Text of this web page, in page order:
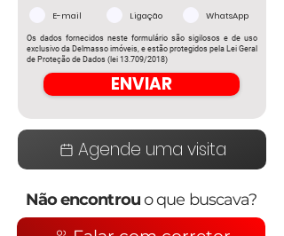
E-mail Ligação WhatsApp
Os dados fornecidos neste formulário são sigilosos e de uso
exclusivo da Delmasso imóveis, e estão protegidos pela Lei Geral
de Proteção de Dados (lei 13.709/2018)
ENVIAR
Agende uma visita
Não encontrouo que buscava?